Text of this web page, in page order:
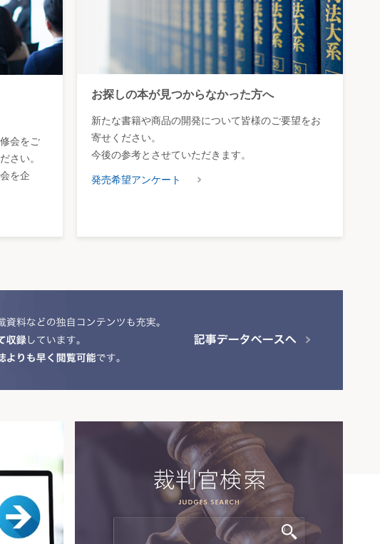
会をご
さい。
を企
お探しの本が見つからなかった方へ
新たな書籍や商品の開発について皆様のご要望をお
寄せください。
今後の参考とさせていただきます。
発売希望アンケート